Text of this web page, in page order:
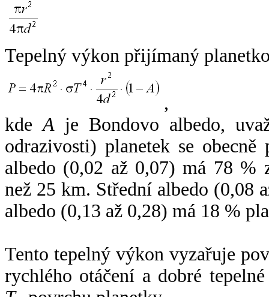
Tepelný výkon přijímaný
,
kdeA je Bondovo albedo,
odrazivosti) planetek se
albedo (0,02 až 0,07) má 78 %
než 25 km. Střední albedo (0,08
albedo (0,13 až 0,28) má 18 %
Tento tepelný výkon vyzařuje
rychlého otáčení a dobré